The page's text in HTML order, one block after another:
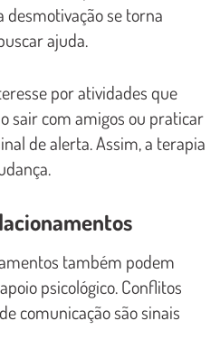
se torna
ajuda.
por atividades que
sair com amigos ou praticar
de alerta. Assim, a terapia
também podem
psicológico. Conflitos
comunicação são sinais